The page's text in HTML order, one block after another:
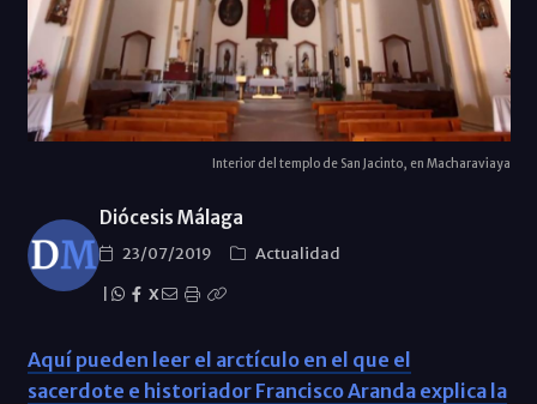
Interior del templo de San Jacinto, en Macharaviaya
Diócesis Málaga
23/07/2019
Actualidad
X
Aquí pueden leer el arctículo en el que el
sacerdote e historiador Francisco Aranda explica la